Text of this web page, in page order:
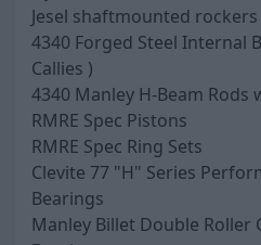
Jesel shaftmounted rockers
4340 Forged Steel Internal
Callies )
4340 Manley H-Beam Rods
RMRE Spec Pistons
RMRE Spec Ring Sets
Clevite 77 "H" Series
Bearings
Manley Billet Double